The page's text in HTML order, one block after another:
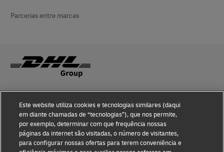
Parcerias entre marcas
Notificação judicial
Termos de Uso
Este website utiliza cookies e tecnologias similares (daqui
em diante chamadas de “tecnologias”), que nos permite,
por exemplo, determinar com que frequência nossas
páginas da internet são visitadas, o número de visitantes,
para configurar nossas ofertas para terem conveniência e